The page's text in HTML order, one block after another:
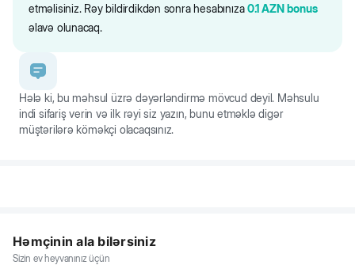
etməlisiniz. Rəy bildirdikdən sonra hesabınıza0.1 AZN bonus
əlavə olunacaq.
Hələ ki, bu məhsul üzrə dəyərləndirmə mövcud deyil. Məhsulu
indi sifariş verin və ilk rəyi siz yazın, bunu etməklə digər
müştərilərə köməkçi olacaqsınız.
Həmçinin ala bilərsiniz
Sizin ev heyvanınız üçün